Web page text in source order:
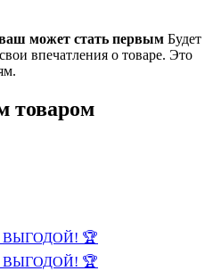
может стать первым Будет
впечатления о товаре. Это
товаром
🏆
🏆